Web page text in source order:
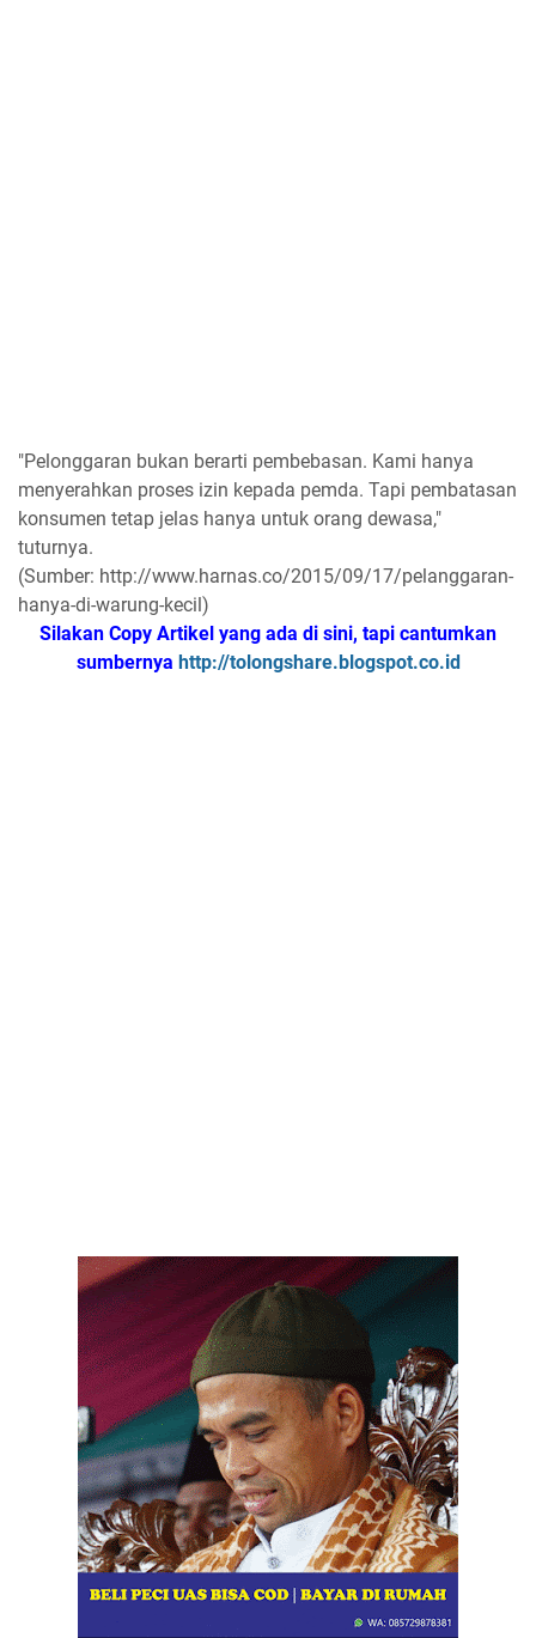
"Pelonggaran bukan berarti pembebasan. Kami hanya
menyerahkan proses izin kepada pemda. Tapi pembatasan
konsumen tetap jelas hanya untuk orang dewasa,"
tuturnya.
(Sumber: http://www.harnas.co/2015/09/17/pelanggaran-
hanya-di-warung-kecil)
Silakan Copy Artikel yang ada di sini, tapi cantumkan
sumbernya http://tolongshare.blogspot.co.id